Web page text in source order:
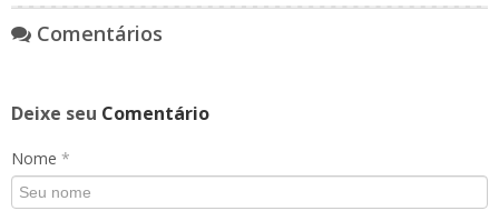
Comentários
Deixe seu Comentário
Nome *